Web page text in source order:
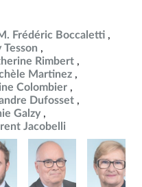
Frédéric Boccaletti
Tesson
Rimbert
Martinez
Colombier
Dufosset
Galzy
Jacobelli